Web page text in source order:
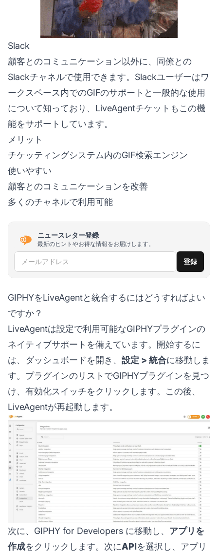
Slack
顧客とのコミュニケーション以外に、同僚との
Slackチャネルで使用できます。Slackユーザーはワ
ークスペース内でのGIFのサポートと一般的な使用
について知っており、LiveAgentチケットもこの機
能をサポートしています。
メリット
チケッティングシステム内のGIF検索エンジン
使いやすい
顧客とのコミュニケーションを改善
多くのチャネルで利用可能
ニュースレター登録
最新のヒントやお得な情報をお届けします。
メールアドレス 登録
GIPHYをLiveAgentと統合するにはどうすればよい
ですか？
LiveAgentは設定で利用可能なGIPHYプラグインの
ネイティブサポートを備えています。開始するに
は、ダッシュボードを開き、 設定 > 統合に移動しま
す。プラグインのリストでGIPHYプラグインを見つ
け、有効化スイッチをクリックします。この後、
LiveAgentが再起動します。
次に、 GIPHY for Developers に移動し、 アプリを
作成をクリックします。次にAPIを選択し、アプリ